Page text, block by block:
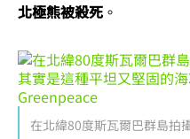
北極熊被殺死 。
在北緯80度斯瓦爾巴群島拍